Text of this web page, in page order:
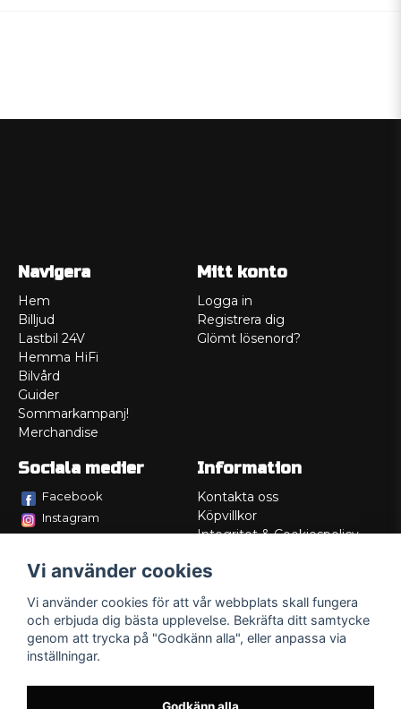
Navigera
Hem
Billjud
Lastbil 24V
Hemma HiFi
Bilvård
Guider
Sommarkampanj!
Merchandise
Mitt konto
Logga in
Registrera dig
Glömt lösenord?
Sociala medier
Facebook
Instagram
Information
Kontakta oss
Köpvillkor
Integritet & Cookiespolicy
Service/Garanti
Lådritning
Om oss
Vi använder cookies
Vi använder cookies för att vår webbplats skall fungera
och erbjuda dig bästa upplevelse. Bekräfta ditt samtycke
genom att trycka på "Godkänn alla", eller anpassa via
inställningar.
Godkänn alla